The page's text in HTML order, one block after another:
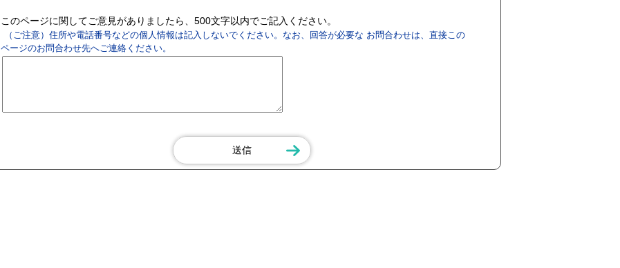
このページに関してご意見がありましたら、500文字以内でご記入ください。
（ご注意）住所や電話番号などの個人情報は記入しないでください。なお、回答が必要な お問合わせは、直接この
ページのお問合わせ先へご連絡ください。